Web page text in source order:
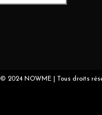
© 2024 NOWME | Tous droits